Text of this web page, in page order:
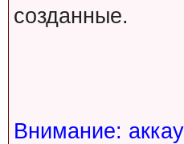
созданные.
Внимание: